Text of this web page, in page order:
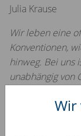
Wir
Julia Krause
Wir leben eine
Konventionen,
hinweg. Bei uns
unabhängig von
anderen
besseren